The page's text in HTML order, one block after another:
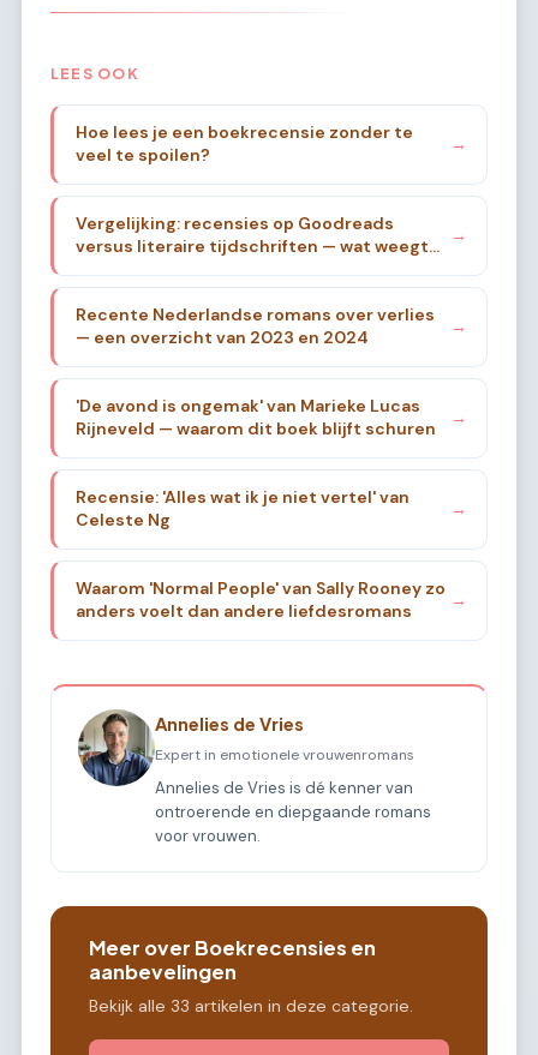
LEES OOK
Hoe lees je een boekrecensie zonder te
veel te spoilen?
→
Vergelijking: recensies op Goodreads
versus literaire tijdschriften — wat weegt
→
Recente Nederlandse romans over verlies
— een overzicht van 2023 en 2024
→
'De avond is ongemak' van Marieke Lucas
Rijneveld — waarom dit boek blijft schuren
→
Recensie: 'Alles wat ik je niet vertel' van
Celeste Ng
→
Waarom 'Normal People' van Sally Rooney zo
anders voelt dan andere liefdesromans
→
Annelies de Vries
Expert in emotionele vrouwenromans
Annelies de Vries is dé kenner van
ontroerende en diepgaande romans
voor vrouwen.
Meer over Boekrecensies en
aanbevelingen
Bekijk alle 33 artikelen in deze categorie.